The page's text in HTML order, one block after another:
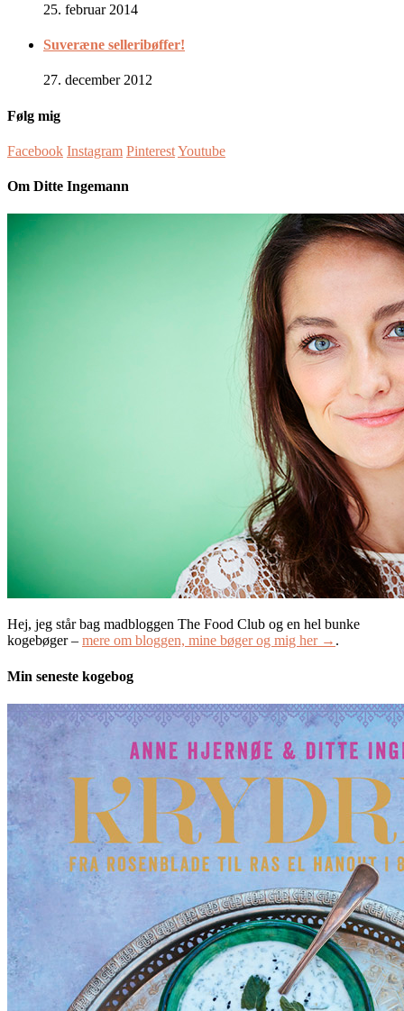
25. februar 2014
Suveræne selleribøffer!
27. december 2012
Følg mig
Facebook Instagram PinterestYoutube
Om Ditte Ingemann
Hej, jeg står bag madbloggen The Food Club og en hel bunke
kogebøger – mere om bloggen, mine bøger og mig her → .
Min seneste kogebog